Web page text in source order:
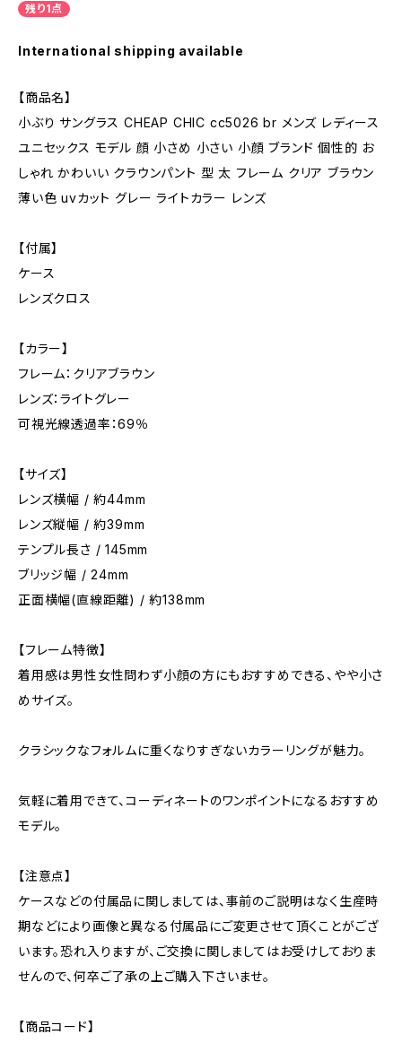
残り1点
International shipping available
【商品名】
小ぶり サングラス CHEAP CHIC cc5026 br メンズ レディース
ユニセックス モデル 顔 小さめ 小さい 小顔 ブランド 個性的 お
しゃれ かわいい クラウンパント 型 太 フレーム クリア ブラウン
薄い色 uvカット グレー ライトカラー レンズ
【付属】
ケース
レンズクロス
【カラー】
フレーム：クリアブラウン
レンズ：ライトグレー
可視光線透過率：69％
【サイズ】
レンズ横幅 / 約44mm
レンズ縦幅 / 約39mm
テンプル長さ / 145mm
ブリッジ幅 / 24mm
正面横幅(直線距離) / 約138mm
【フレーム特徴】
着用感は男性女性問わず小顔の方にもおすすめできる、やや小さ
めサイズ。
クラシックなフォルムに重くなりすぎないカラーリングが魅力。
気軽に着用できて、コーディネートのワンポイントになるおすすめ
モデル。
【注意点】
ケースなどの付属品に関しましては、事前のご説明はなく生産時
期などにより画像と異なる付属品にご変更させて頂くことがござ
います。恐れ入りますが、ご交換に関しましてはお受けしておりま
せんので、何卒ご了承の上ご購入下さいませ。
【商品コード】